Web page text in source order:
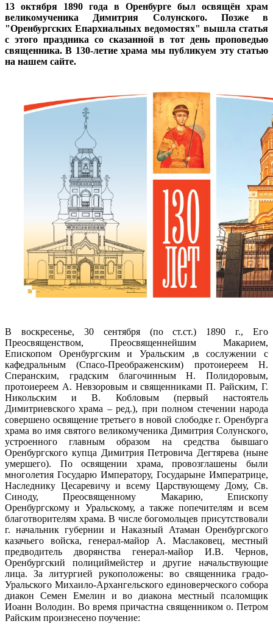
13 октября 1890 года в Оренбурге был освящён храм
великомученика Димитрия Солунского. Позже в
"Оренбургских Епархиальных ведомостях" вышла статья
с этого праздника со сказанной в тот день проповедью
священника. В 130-летие храма мы публикуем эту статью
на нашем сайте.
В воскресенье, 30 сентября (по ст.ст.) 1890 г., Его
Преосвященством, Преосвященнейшим Макарием,
Епископом Оренбургским и Уральским ,в сослужении с
кафедральным (Спасо-Преображенским) протоиереем Н.
Сперанским, градским благочинным Н. Полидоровым,
протоиереем А. Невзоровым и священниками П. Райским, Г.
Никольским и В. Кобловым (первый настоятель
Димитриевского храма – ред.), при полном стечении народа
совершено освящение третьего в новой слободке г. Оренбурга
храма во имя святого великомученика Димитрия Солунского,
устроенного главным образом на средства бывшаго
Оренбургского купца Димитрия Петровича Дегтярева (ныне
умершего). По освящении храма, провозглашены были
многолетия Государю Императору, Государыне Императрице,
Наследнику Цесаревичу и всему Царствующему Дому, Св.
Синоду, Преосвященному Макарию, Епископу
Оренбургскому и Уральскому, а также попечителям и всем
благотворителям храма. В числе богомольцев присутствовали
г. начальник губернии и Наказный Атаман Оренбургского
казачьего войска, генерал-майор А. Маслаковец, местный
предводитель дворянства генерал-майор И.В. Чернов,
Оренбургский полициймейстер и другие начальствующие
лица. За литургией рукоположены: во священника градо-
Уральского Михаило-Архангельского единоверческого собора
диакон Семен Емелин и во диакона местный псаломщик
Иоанн Володин. Во время причастна священником о. Петром
Райским произнесено поучение: